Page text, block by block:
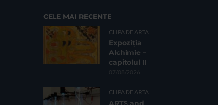
CELE MAI RECENTE
CLIPA DE ARTA
Expoziția
Alchimie –
capitolul II
07/08/2026
CLIPA DE ARTA
ARTS and